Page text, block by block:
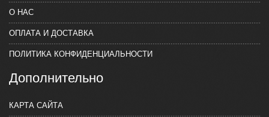
О НАС
ОПЛАТА И ДОСТАВКА
ПОЛИТИКА КОНФИДЕНЦИАЛЬНОСТИ
Дополнительно
КАРТА САЙТА